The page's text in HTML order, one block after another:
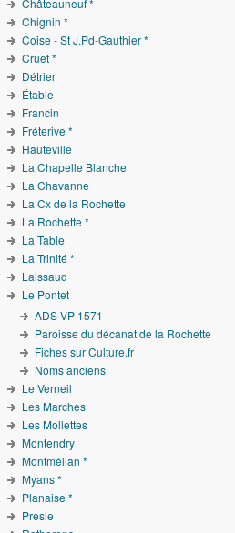
Châteauneuf *
Chignin *
Coise - St J.Pd-Gauthier *
Cruet *
Détrier
Étable
Francin
Fréterive *
Hauteville
La Chapelle Blanche
La Chavanne
La Cx de la Rochette
La Rochette *
La Table
La Trinité *
Laissaud
Le Pontet
ADS VP 1571
Paroisse du décanat de la Rochette
Fiches sur Culture.fr
Noms anciens
Le Verneil
Les Marches
Les Mollettes
Montendry
Montmélian *
Myans *
Planaise *
Presle